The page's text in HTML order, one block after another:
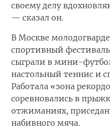
своему делу
— сказал он.
В Москве
спортивный
сыграли в мини-
настольный теннис и
Работала «зона
соревновались в
отжиманиях,
набивного мяча.